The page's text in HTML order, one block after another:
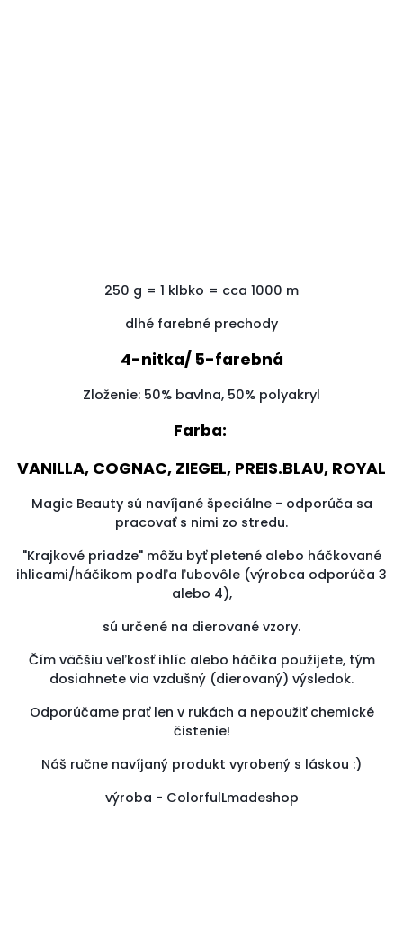
250 g = 1 klbko = cca 1000 m
dlhé farebné prechody
4-nitka/ 5-farebná
Zloženie: 50% bavlna, 50% polyakryl
Farba:
VANILLA, COGNAC, ZIEGEL, PREIS.BLAU, ROYAL
Magic Beauty sú navíjané špeciálne - odporúča sa
pracovať s nimi zo stredu.
"Krajkové priadze" môžu byť pletené alebo háčkované
ihlicami/háčikom podľa ľubovôle (výrobca odporúča 3
alebo 4),
sú určené na dierované vzory.
Čím väčšiu veľkosť ihlíc alebo háčika použijete, tým
dosiahnete via vzdušný (dierovaný) výsledok.
Odporúčame prať len v rukách a nepoužiť chemické
čistenie!
Náš ručne navíjaný produkt vyrobený s láskou :)
výroba - ColorfulLmadeshop